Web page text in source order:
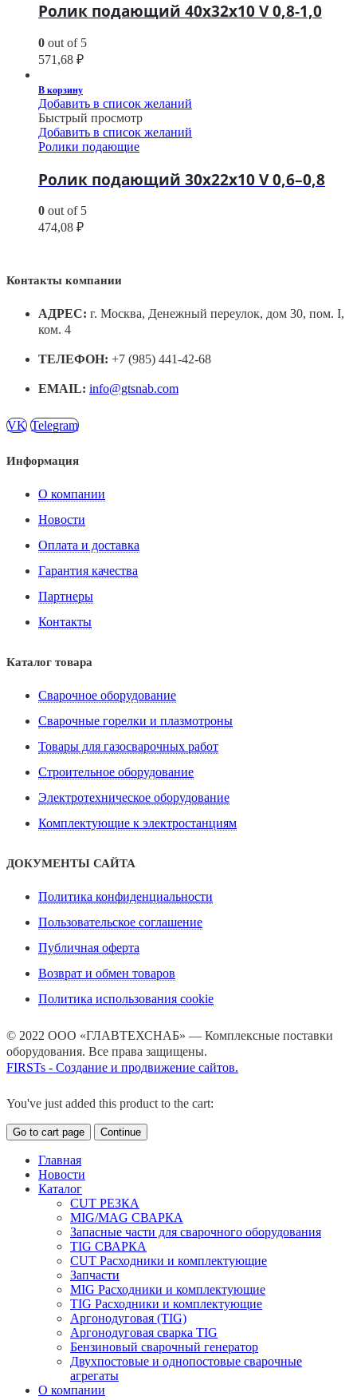
Ролик подающий 40х32х10 V 0,8-1,0
0 out of 5
571,68 ₽
В корзину
Добавить в список желаний
Быстрый просмотр
Добавить в список желаний
Ролики подающие
Ролик подающий 30х22х10 V 0,6–0,8
0 out of 5
474,08 ₽
Контакты компании
АДРЕС: г. Москва, Денежный переулок, дом 30, пом. I,
ком. 4
ТЕЛЕФОН: +7 (985) 441-42-68
EMAIL: info@gtsnab.com
VK Telegram
Информация
О компании
Новости
Оплата и доставка
Гарантия качества
Партнеры
Контакты
Каталог товара
Сварочное оборудование
Сварочные горелки и плазмотроны
Товары для газосварочных работ
Строительное оборудование
Электротехническое оборудование
Комплектующие к электростанциям
ДОКУМЕНТЫ САЙТА
Политика конфиденциальности
Пользовательское соглашение
Публичная оферта
Возврат и обмен товаров
Политика использования cookie
© 2022 ООО «ГЛАВТЕХСНАБ» — Комплексные поставки
оборудования. Все права защищены.
FIRSTs - Создание и продвижение сайтов.
You've just added this product to the cart:
Go to cart page Continue
Главная
Новости
Каталог
CUT РЕЗКА
MIG/MAG СВАРКА
Запасные части для сварочного оборудования
TIG СВАРКА
CUT Расходники и комплектующие
Запчасти
MIG Расходники и комплектующие
TIG Расходники и комплектующие
Аргонодуговая (TIG)
Аргонодуговая сварка TIG
Бензиновый сварочный генератор
Двухпостовые и однопостовые сварочные
агрегаты
О компании